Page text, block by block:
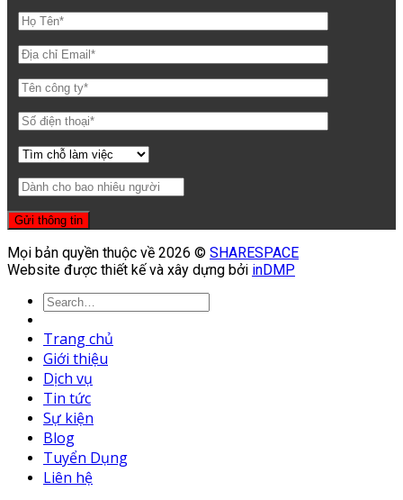
Mọi bản quyền thuộc về 2026 © SHARESPACE
Website được thiết kế và xây dựng bởi inDMP
Trang chủ
Giới thiệu
Dịch vụ
Tin tức
Sự kiện
Blog
Tuyển Dụng
Liên hệ